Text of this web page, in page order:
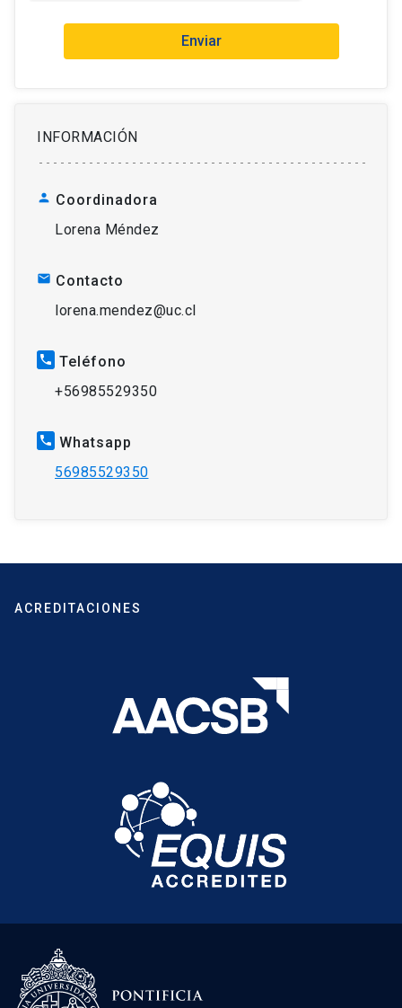
INFORMACIÓN
person Coordinadora
Lorena Méndez
mail Contacto
lorena.mendez@uc.cl
phone Teléfono
+56985529350
phone Whatsapp
56985529350
Enviar
ACREDITACIONES